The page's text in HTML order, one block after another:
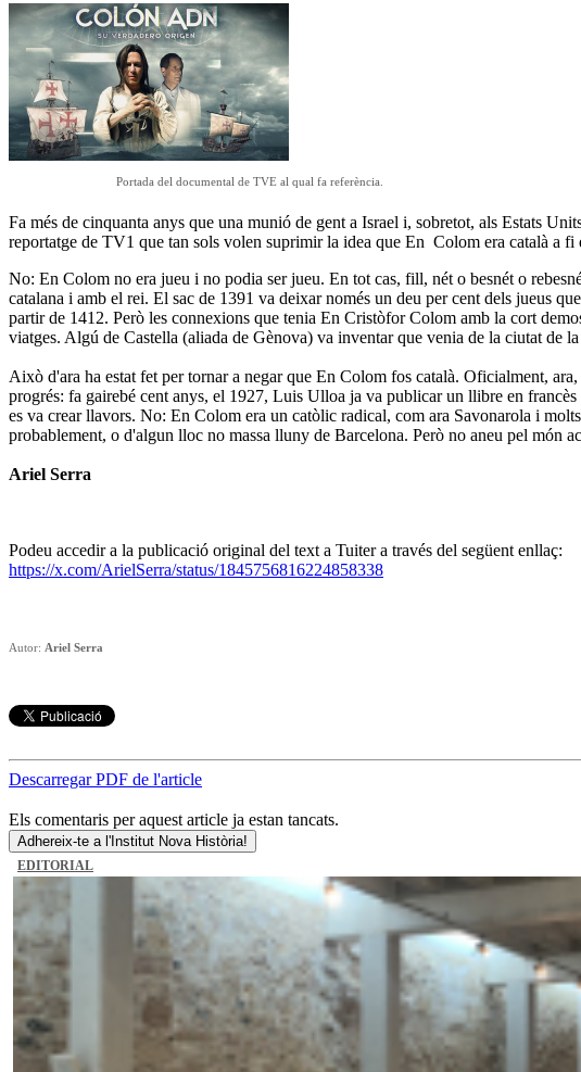
Portada del documental de TVE al qual fa referència.
Fa més de cinquanta anys que una munió de gent a Israel i, sobretot, als Estats
reportatge de TV1 que tan sols volen suprimir la idea que En Colom era català a
No: En Colom no era jueu i no podia ser jueu. En tot cas, fill, nét o besnét o
catalana i amb el rei. El sac de 1391 va deixar només un deu per cent dels jueus
partir de 1412. Però les connexions que tenia En Cristòfor Colom amb la cort
viatges. Algú de Castella (aliada de Gènova) va inventar que venia de la ciutat de
Això d'ara ha estat fet per tornar a negar que En Colom fos català. Oficialment,
progrés: fa gairebé cent anys, el 1927, Luis Ulloa ja va publicar un llibre en
es va crear llavors. No: En Colom era un catòlic radical, com ara Savonarola i
probablement, o d'algun lloc no massa lluny de Barcelona. Però no aneu pel món
Ariel Serra
Podeu accedir a la publicació original del text a Tuiter a través del següent enllaç:
https://x.com/ArielSerra/status/1845756816224858338
Autor: Ariel Serra
Descarregar PDF de l'article
Els comentaris per aquest article ja estan tancats.
Adhereix-te a l'Institut Nova Història!
EDITORIAL